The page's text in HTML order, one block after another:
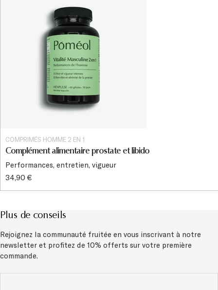
COMPRIMÉS HOMME 2 EN 1
Complément alimentaire prostate et libido
Performances, entretien, vigueur
34,90 €
Plus de conseils
Rejoignez la communauté fruitée en vous inscrivant à notre
newsletter et profitez de 10% offerts sur votre première
commande.